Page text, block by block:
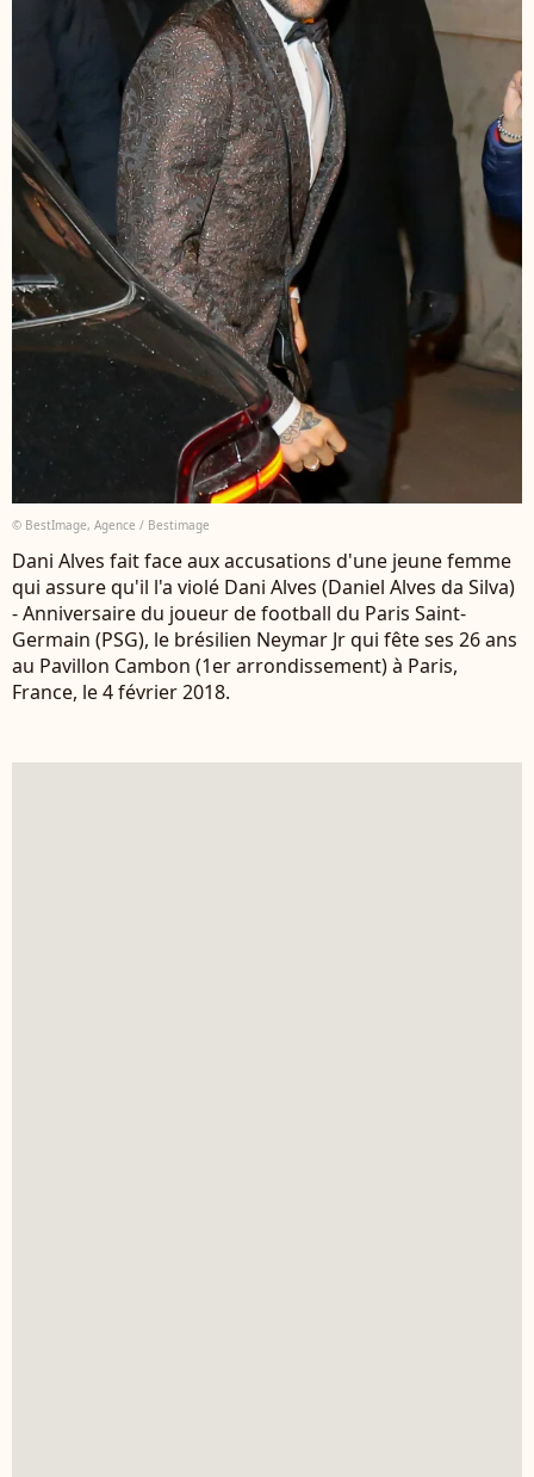
© BestImage, Agence / Bestimage
Dani Alves fait face aux accusations d'une jeune femme
qui assure qu'il l'a violé Dani Alves (Daniel Alves da Silva)
- Anniversaire du joueur de football du Paris Saint-
Germain (PSG), le brésilien Neymar Jr qui fête ses 26 ans
au Pavillon Cambon (1er arrondissement) à Paris,
France, le 4 février 2018.